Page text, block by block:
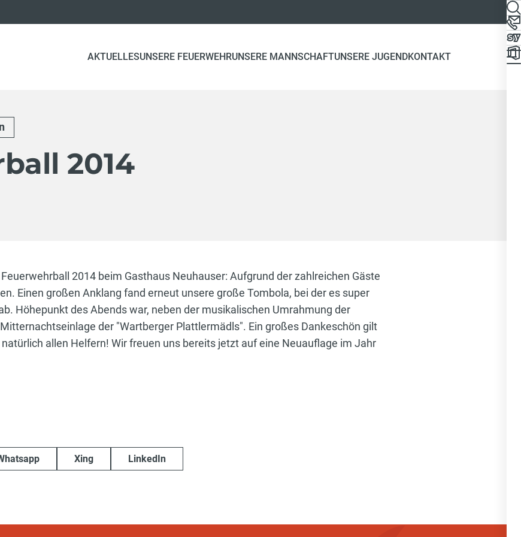
AKTUELLESUNSERE FEUERWEHRUNSERE MANNSCHAFTUNSERE JUGENDKONTAKT
2014
2014 beim Gasthaus Neuhauser: Aufgrund der zahlreichen Gäste
Einen großen Anklang fand erneut unsere große Tombola, bei der es super
Höhepunkt des Abends war, neben der musikalischen Umrahmung der
der "Wartberger Plattlermädls". Ein großes Dankeschön gilt
allen Helfern! Wir freuen uns bereits jetzt auf eine Neuauflage im Jahr
Xing LinkedIn